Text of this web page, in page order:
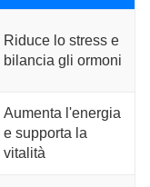
Riduce lo stress e
bilancia gli ormoni
Aumenta l'energia
e supporta la
vitalità